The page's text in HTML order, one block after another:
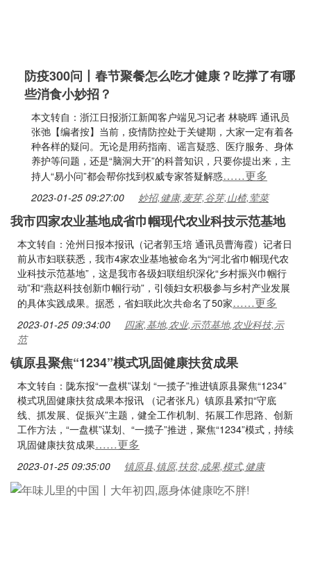
防疫300问丨春节聚餐怎么吃才健康？吃撑了有哪
些消食小妙招？
本文转自：浙江日报浙江新闻客户端见习记者 林晓晖 通讯员
张弛【编者按】当前，疫情防控处于关键期，大家一定有着各
种各样的疑问。无论是用药指南、谣言疑惑、医疗服务、身体
养护等问题，还是“脑洞大开”的科普知识，只要你提出来，主
持人“易小问”都会帮你找到权威专家答疑解惑……更多
2023-01-25 09:27:00 妙招,健康,麦芽,谷芽,山楂,荤菜
我市四家农业基地成省巾帼现代农业科技示范基地
本文转自：沧州日报本报讯（记者郭玉培 通讯员曹海霞）记者日
前从市妇联获悉，我市4家农业基地被命名为“河北省巾帼现代农
业科技示范基地”，这是我市各级妇联组织深化“乡村振兴巾帼行
动”和“燕赵科技创新巾帼行动”，引领妇女积极参与乡村产业发展
的具体实践成果。据悉，省妇联此次共命名了50家……更多
2023-01-25 09:34:00
四家,基地,农业,示范基地,农业科技,示
范
镇原县聚焦“1234”模式巩固健康扶贫成果
本文转自：陇东报“一盘棋”谋划 “一揽子”推进镇原县聚焦“1234”
模式巩固健康扶贫成果本报讯 （记者张凡）镇原县紧扣“守底
线、抓发展、促振兴”主题，健全工作机制、拓展工作思路、创新
工作方法，“一盘棋”谋划、“一揽子”推进，聚焦“1234”模式，持续
巩固健康扶贫成果……更多
2023-01-25 09:35:00 镇原县,镇原,扶贫,成果,模式,健康